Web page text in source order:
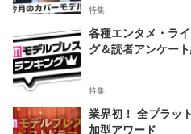
特集
各種エンタメ・ラ
グ＆読者アンケー
特集
業界初！ 全プラッ
加型アワード